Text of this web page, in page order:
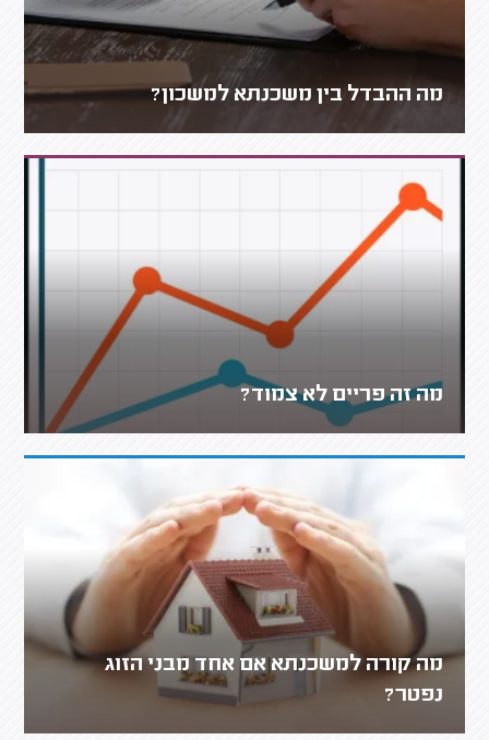
מה ההבדל בין משכנתא למשכון?
מה זה פריים לא צמוד?
מה קורה למשכנתא אם אחד מבני הזוג
נפטר?